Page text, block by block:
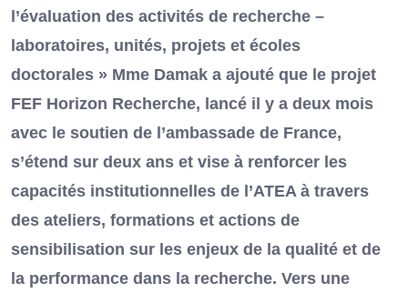
l’évaluation des activités de recherche –
laboratoires, unités, projets et écoles
doctorales » Mme Damak a ajouté que le projet
FEF Horizon Recherche, lancé il y a deux mois
avec le soutien de l’ambassade de France,
s’étend sur deux ans et vise à renforcer les
capacités institutionnelles de l’ATEA à travers
des ateliers, formations et actions de
sensibilisation sur les enjeux de la qualité et de
la performance dans la recherche. Vers une